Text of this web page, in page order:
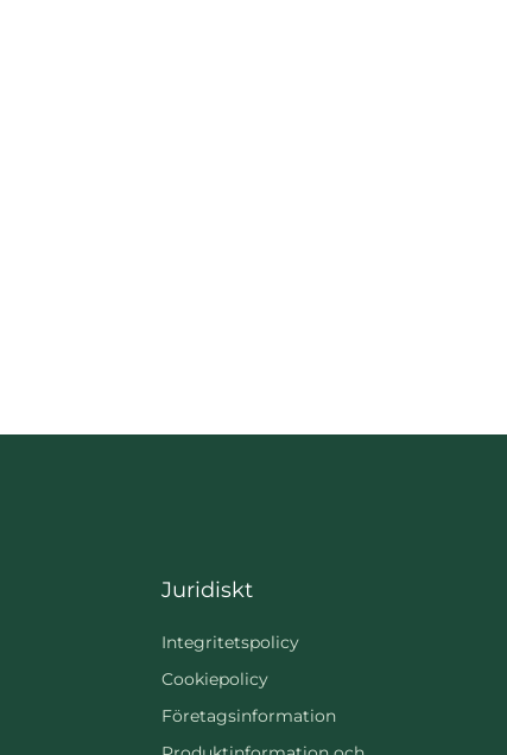
Juridiskt
Integritetspolicy
Cookiepolicy
Företagsinformation